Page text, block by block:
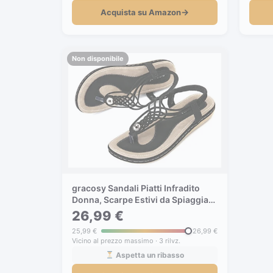
Acquista su Amazon→
Non disponibile
gracosy Sandali Piatti Infradito
Donna, Scarpe Estivi da Spiaggia
2019 Tacco Bassi Open Toe
Sandali Eleganti Gioiello Casual
Strass Elastico Anti Scivolo
Grande Blu Beige Nero Argento
26,99 €
25,99 €
26,99 €
Vicino al prezzo massimo · 3 rilvz.
Aspetta un ribasso